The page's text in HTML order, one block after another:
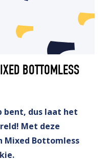
BOTTOMLESS
bent, dus laat het
Met deze
Mixed Bottomless